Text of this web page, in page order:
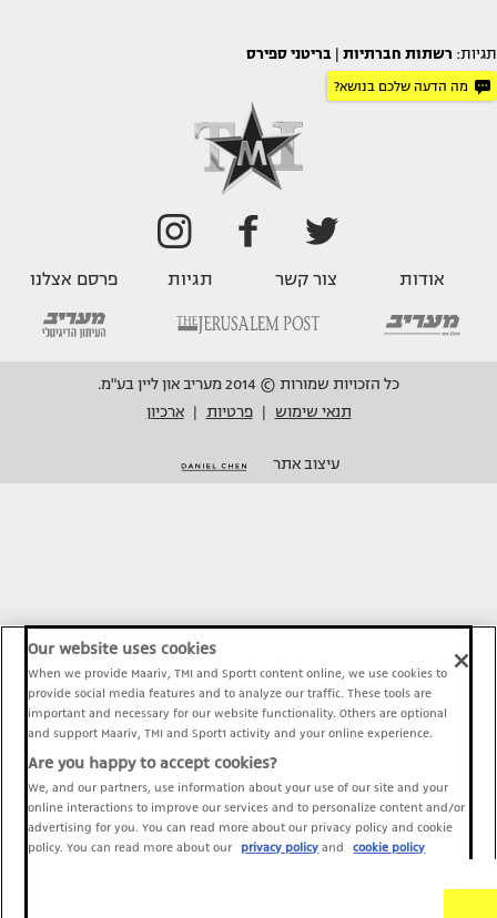
תגיות: רשתות חברתיות בריטני ספירס
מה הדעה שלכם בנושא?
אודות צור קשר תגיות פרסם אצלנו
כל הזכויות שמורות © 2014 מעריב און ליין בע"מ.
תנאי שימוש
פרטיות ארכיון
עיצוב אתר
Our website uses cookies
When we provide Maariv, TMI and Sport1 content online, we use cookies to
provide social media features and to analyze our traffic. These tools are
important and necessary for our website functionality. Others are optional
and support Maariv, TMI and Sport1 activity and your online experience.
Are you happy to accept cookies?
We, and our partners, use information about your use of our site and your
online interactions to improve our services and to personalize content and/or
advertising for you. You can read more about our privacy policy and cookie
policy. You can read more about our
privacy policy and cookie policy